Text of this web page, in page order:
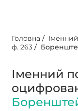
Головна /
ф. 263 /
Іменний